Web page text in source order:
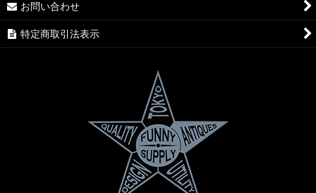
お問い合わせ
特定商取引法表示